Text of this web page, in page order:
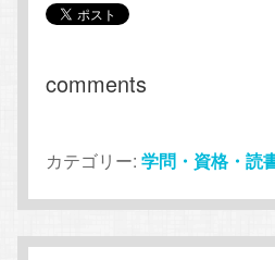
comments
カテゴリー: 学問・資格・読